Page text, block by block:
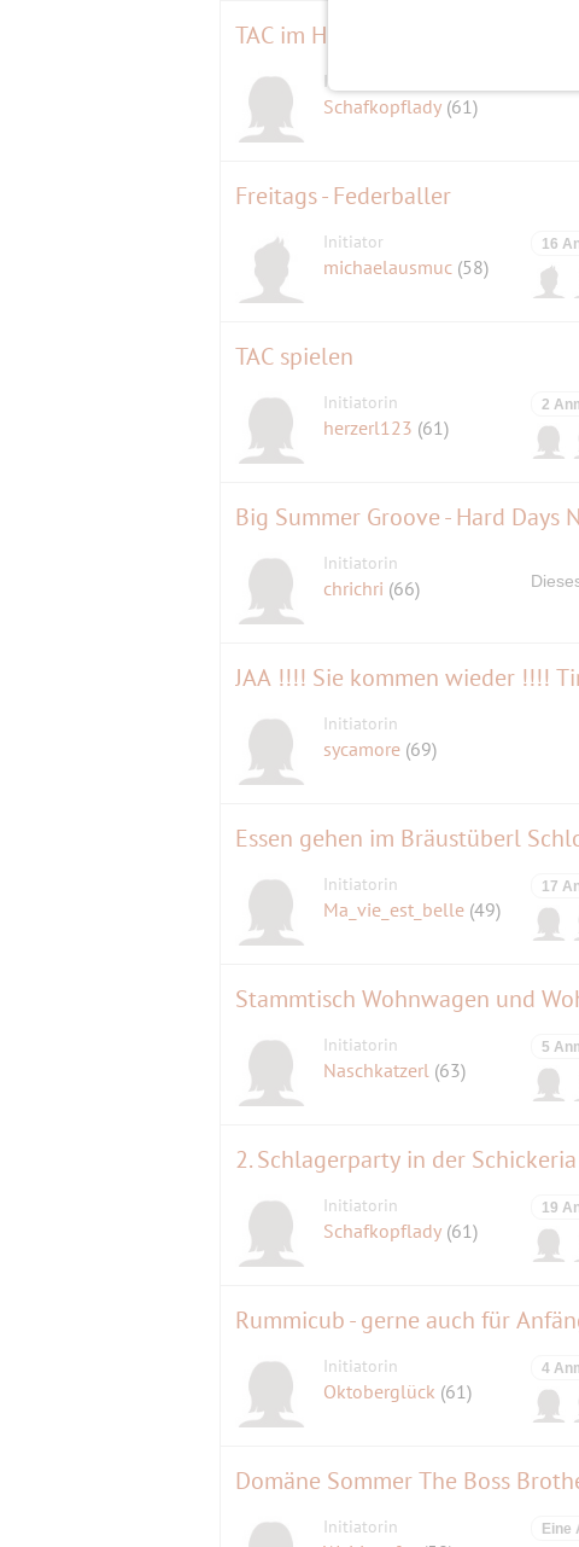
TAC im Hirschgarten
Initiatorin
Schafkopflady (61)
Freitags - Federballer
Initiator
michaelausmuc (58)
16
TAC spielen
Initiatorin
herzerl123 (61)
2
Big Summer Groove - Hard Days
Initiatorin
chrichri (66)
JAA !!!! Sie kommen wieder !!!!
Initiatorin
sycamore (69)
Essen gehen im Bräustüberl
Initiatorin
Ma_vie_est_belle (49)
17
Stammtisch Wohnwagen und
Initiatorin
Naschkatzerl (63)
5
2. Schlagerparty in der Schickeria
Initiatorin
Schafkopflady (61)
19
Rummicub - gerne auch für
Initiatorin
Oktoberglück (61)
4
Domäne Sommer The Boss
Initiatorin Eine